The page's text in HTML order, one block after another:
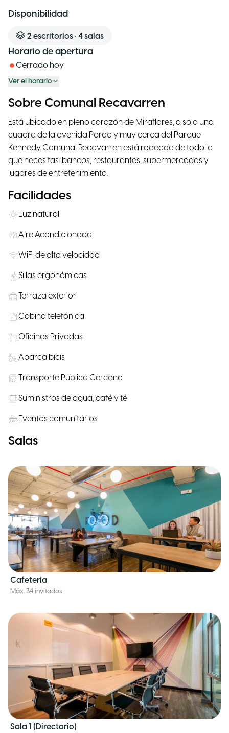
Disponibilidad
2 escritorios • 4salas
Horario de apertura
Cerrado hoy
Ver el horario
Sobre Comunal Recavarren
Está ubicado en pleno corazón de Miraflores, a solo una
cuadra de la avenida Pardo y muy cerca del Parque
Kennedy. Comunal Recavarren está rodeado de todo lo
que necesitas: bancos, restaurantes, supermercados y
lugares de entretenimiento.
Facilidades
Luz natural
Aire Acondicionado
WiFi de alta velocidad
Sillas ergonómicas
Terraza exterior
Cabina telefónica
Oficinas Privadas
Aparca bicis
Transporte Público Cercano
Suministros de agua, café y té
Eventos comunitarios
Salas
Cafeteria
Máx. 34 invitados
Sala 1 (Directorio)